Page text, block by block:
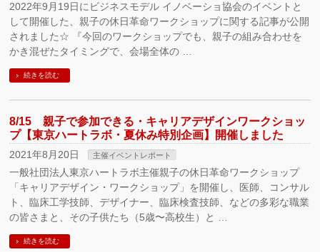
2022年9月19日にビジネスモデル イノベーショ協会のイベントと
して開催した、親子の休日革命ワークショップに関する記事が公開
されました☆ 『今回のワークショップでも、親子の組み合わせを
かき混ぜたタイミングで、会場全体の …
続きを読む
8/15 親子で参加できる・キャリアデザインワークショッ
プ【東京ハートラボ・夏休み特別企画】開催しました
2021年8月20日 主催イベントレポート
一般社団法人東京ハートラボ主催親子の休日革命ワークショップ
「キャリアデザイン・ワークショップ」を開催し、医師、コンサル
ト、臨床工学技師、デザイナー、臨床検査技師、などの多彩な職業
の皆さまと、その子供たち（5歳〜高校生）と …
続きを読む